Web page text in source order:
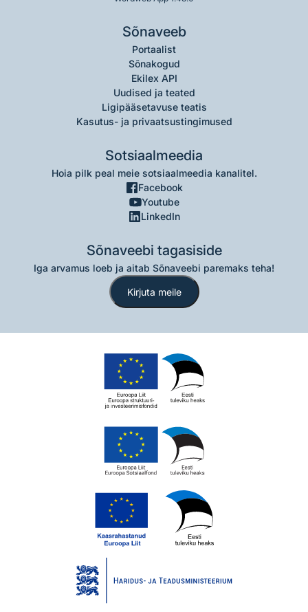
Sõnaveeb
Portaalist
Sõnakogud
Ekilex API
Uudised ja teated
Ligipääsetavuse teatis
Kasutus- ja privaatsustingimused
Sotsiaalmeedia
Hoia pilk peal meie sotsiaalmeedia kanalitel.
Facebook
Youtube
LinkedIn
Sõnaveebi tagasiside
Iga arvamus loeb ja aitab Sõnaveebi paremaks teha!
Kirjuta meile